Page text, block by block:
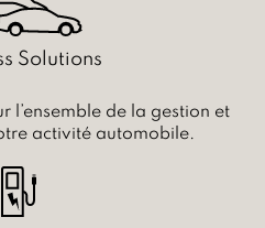
Solutions
l’ensemble de la gestion et
activité automobile.